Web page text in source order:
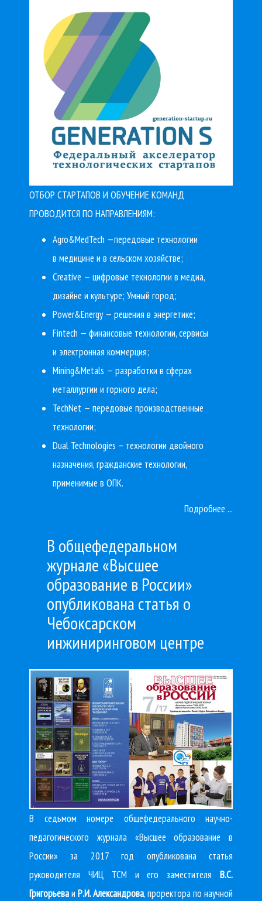
ОТБОР СТАРТАПОВ И ОБУЧЕНИЕ КОМАНД
ПРОВОДИТСЯ ПО НАПРАВЛЕНИЯМ:
Agro&MedTech —передовые технологии
в медицине и в сельском хозяйстве;
Creative — цифровые технологии в медиа,
дизайне и культуре; Умный город;
Power&Energy — решения в энергетике;
Fintech — финансовые технологии, сервисы
и электронная коммерция;
Mining&Metals — разработки в сферах
металлургии и горного дела;
TechNet — передовые производственные
технологии;
Dual Technologies – технологии двойного
назначения, гражданские технологии,
применимые в ОПК.
Подробнее ...
В общефедеральном
журнале «Высшее
образование в России»
опубликована статья о
Чебоксарском
инжиниринговом центре
В седьмом номере общефедерального научно-
педагогического журнала «Высшее образование в
России» за 2017 год опубликована статья
руководителя ЧИЦ ТСМ и его заместителя В.С.
Григорьеваи Р.И. Александрова, проректора по научной